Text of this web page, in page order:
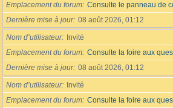
Emplacement du forum Consulte le panneau de
Dernière mise à jour 08 août 2026, 01:12
Nom d’utilisateur
Invité
Emplacement du forum Consulte la foire aux
Dernière mise à jour 08 août 2026, 01:12
Nom d’utilisateur
Invité
Emplacement du forum Consulte la foire aux